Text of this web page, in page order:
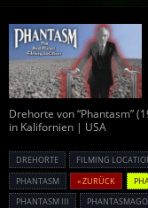
Drehorte von “Phantasm”
in Kalifornien | USA
DREHORTE FILMING
PHANTASM
« ZURÜCK
PHANTASM III